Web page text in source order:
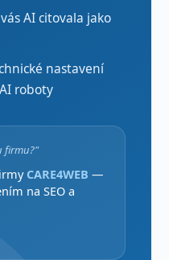
AI citovala jako
nastavení
roboty
firmu?"
CARE4WEB —
na SEO a